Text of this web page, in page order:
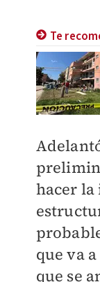
Te
hacer la
que va
que se